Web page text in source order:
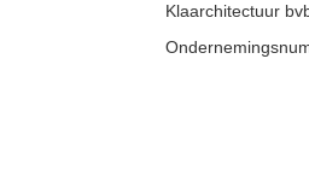
Klaarchitectuur